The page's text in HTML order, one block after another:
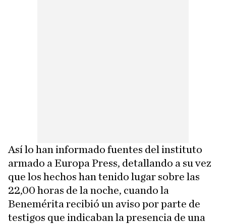
Así lo han informado fuentes del instituto
armado a Europa Press, detallando a su vez
que los hechos han tenido lugar sobre las
22,00 horas de la noche, cuando la
Benemérita recibió un aviso por parte de
testigos que indicaban la presencia de una